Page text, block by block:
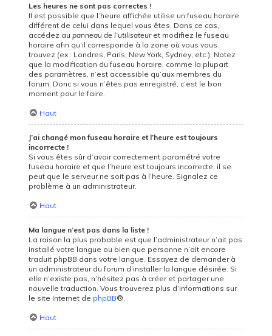
Les heures ne sont pas correctes !
Il est possible que l’heure affichée utilise un fuseau horaire
différent de celui dans lequel vous êtes. Dans ce cas,
accédez aupanneau de l’utilisateuret modifiez le fuseau
horaire afin qu’il corresponde à la zone où vous vous
trouvez (ex : Londres, Paris, New York, Sydney, etc.). Notez
que la modification du fuseau horaire, comme la plupart
des paramètres, n’est accessible qu’aux membres du
forum. Donc si vous n’êtes pas enregistré, c’est le bon
moment pour le faire.
Haut
J’ai changé mon fuseau horaire et l’heure est toujours
incorrecte !
Si vous êtes sûr d’avoir correctement paramétré votre
fuseau horaire et que l’heure est toujours incorrecte, il se
peut que le serveur ne soit pas à l’heure. Signalez ce
problème à un administrateur.
Haut
Ma langue n’est pas dans la liste !
La raison la plus probable est que l’administrateur n’ait pas
installé votre langue ou bien que personne n’ait encore
traduit phpBB dans votre langue. Essayez de demander à
un administrateur du forum d’installer la langue désirée. Si
elle n’existe pas, n’hésitez pas à créer et partager une
nouvelle traduction. Vous trouverez plus d’informations sur
le site Internet de phpBB®.
Haut